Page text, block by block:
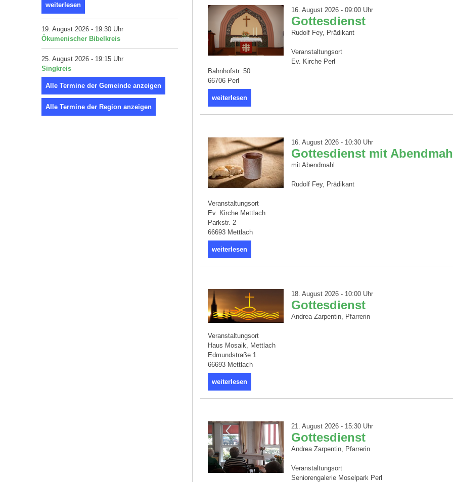
weiterlesen
19. August 2026 - 19:30 Uhr
Ökumenischer Bibelkreis
25. August 2026 - 19:15 Uhr
Singkreis
Alle Termine der Gemeinde anzeigen
Alle Termine der Region anzeigen
16. August 2026 - 09:00 Uhr
Gottesdienst
Rudolf Fey, Prädikant
Veranstaltungsort
Ev. Kirche Perl
Bahnhofstr. 50
66706 Perl
weiterlesen
16. August 2026 - 10:30 Uhr
Gottesdienst mit
mit Abendmahl
Rudolf Fey, Prädikant
Veranstaltungsort
Ev. Kirche Mettlach
Parkstr. 2
66693 Mettlach
weiterlesen
18. August 2026 - 10:00 Uhr
Gottesdienst
Andrea Zarpentin, Pfarrerin
Veranstaltungsort
Haus Mosaik, Mettlach
Edmundstraße 1
66693 Mettlach
weiterlesen
21. August 2026 - 15:30 Uhr
Gottesdienst
Andrea Zarpentin, Pfarrerin
Veranstaltungsort
Seniorengalerie Moselpark Perl